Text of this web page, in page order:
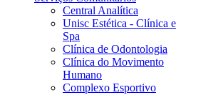
Central Analítica
Unisc Estética - Clínica e
Spa
Clínica de Odontologia
Clínica do Movimento
Humano
Complexo Esportivo